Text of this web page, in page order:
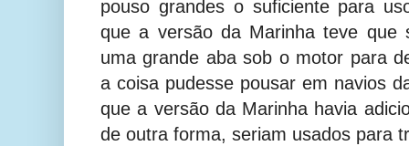
pouso grandes o suficiente para
que a versão da Marinha teve que
uma grande aba sob o motor para
a coisa pudesse pousar em navios
que a versão da Marinha havia
de outra forma, seriam usados para